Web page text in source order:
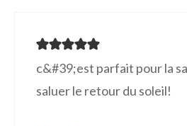
c&#39;est parfait pour la
saluer le retour du soleil!